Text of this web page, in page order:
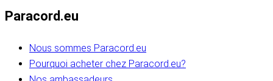
Paracord.eu
Nous sommes Paracord.eu
Pourquoi acheter chez Paracord.eu?